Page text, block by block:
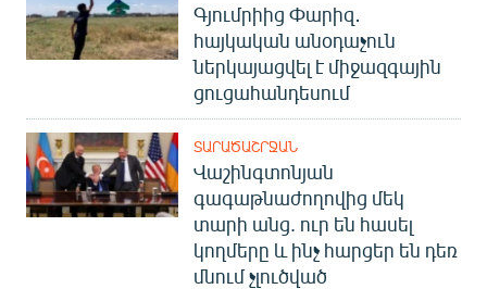
Գյումրիից Փարիզ․
հայկական անօդաչուն
ներկայացվել է միջազգային
ցուցահանդեսում
ՏԱՐԱԾԱՇՐՋԱՆ
Վաշինգտոնյան
գագաթնաժողովից մեկ
տարի անց. ուր են հասել
կողմերը և ինչ հարցեր են դեռ
մնում չլուծված